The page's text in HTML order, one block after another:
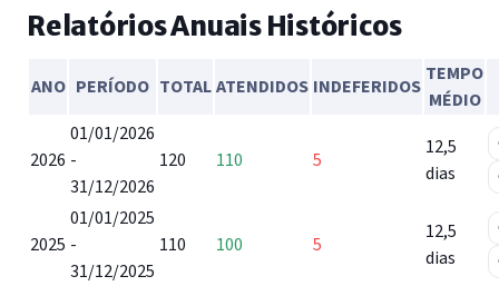
Relatórios Anuais Históricos
Tabela de relatórios anuais históricos do SIC
ANO PERÍODO TOTALATENDIDOS INDEFERIDOS
TEMPO
MÉDIO
2026
01/01/2026
-
31/12/2026
120 110 5
12,5
dias
2025
01/01/2025
-
31/12/2025
110 100 5
12,5
dias